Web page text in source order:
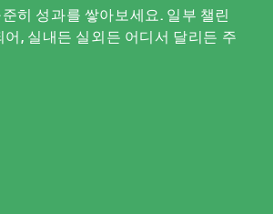
히 성과를 쌓아보세요. 일부 챌린
, 실내든 실외든 어디서 달리든 주